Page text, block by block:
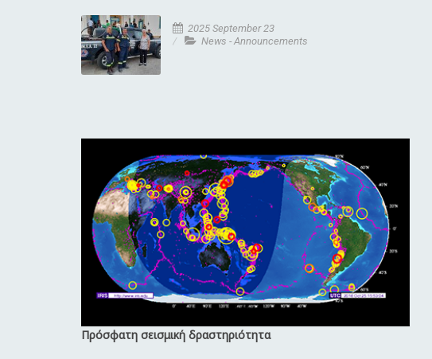
2025 September 23
News - Announcements
Πρόσφατη σεισμική δραστηριότητα